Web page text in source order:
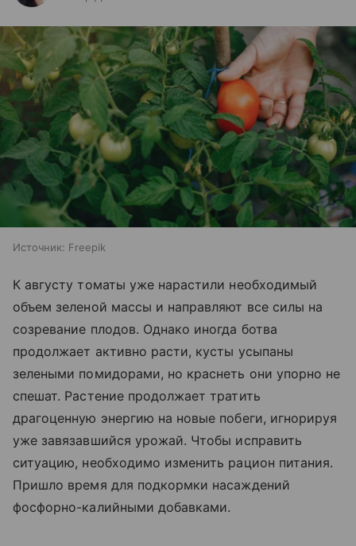
Источник: Freepik
К августу томаты уже нарастили необходимый
объем зеленой массы и направляют все силы на
созревание плодов. Однако иногда ботва
продолжает активно расти, кусты усыпаны
зелеными помидорами, но краснеть они упорно не
спешат. Растение продолжает тратить
драгоценную энергию на новые побеги, игнорируя
уже завязавшийся урожай. Чтобы исправить
ситуацию, необходимо изменить рацион питания.
Пришло время для подкормки насаждений
фосфорно-калийными добавками.